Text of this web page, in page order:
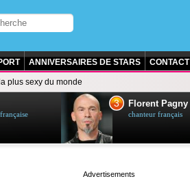
ANNIVERSAIRES DE STARS CONTACT
plus sexy du monde
3 Florent Pagny
chanteur français